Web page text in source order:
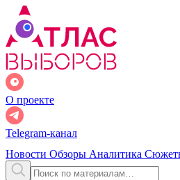
О проекте
Telegram-канал
Новости Обзоры Аналитика